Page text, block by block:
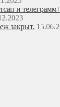
и
закрыт.